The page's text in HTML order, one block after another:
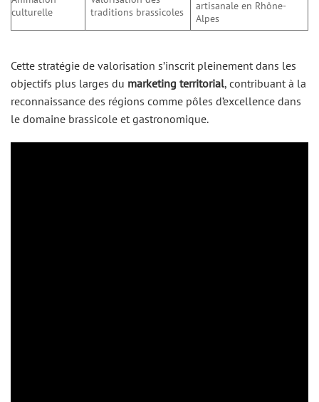
culturelle
traditions brassicoles
artisanale en Rhône-
Alpes
Cette stratégie de valorisation s’inscrit pleinement dans les
objectifs plus larges du marketing territorial, contribuant à la
reconnaissance des régions comme pôles d’excellence dans
le domaine brassicole et gastronomique.